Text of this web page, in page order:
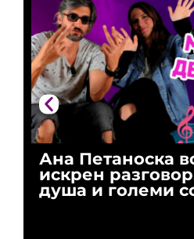
Ана Петаноска
искрен
душа и големи